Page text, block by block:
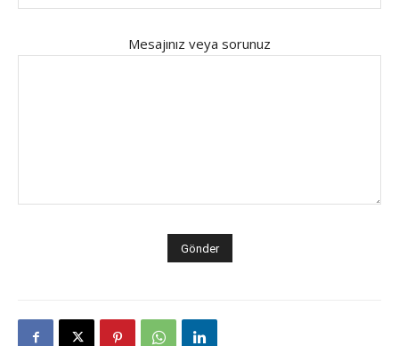
Mesajınız veya sorunuz